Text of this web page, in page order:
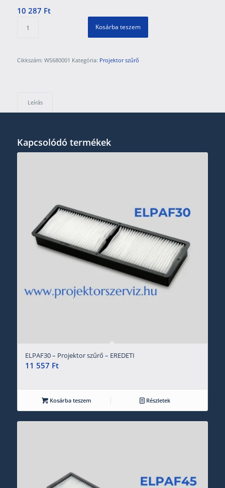
10 287 Ft
Kosárba teszem
Cikkszám: WS680001 Kategória: Projektor szűrő
Leírás
Kapcsolódó termékek
ELPAF30 – Projektor szűrő – EREDETI
11 557 Ft
Kosárba teszem Részletek